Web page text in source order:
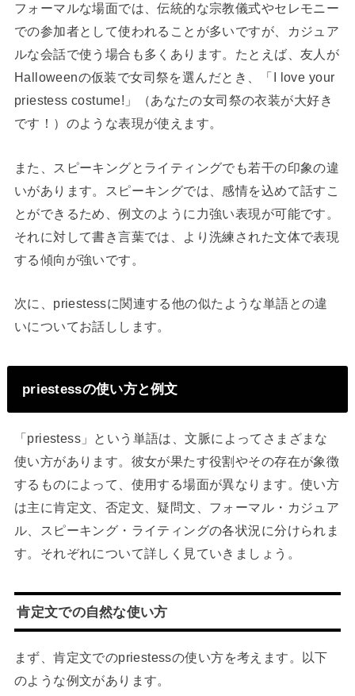
フォーマルな場面では、伝統的な宗教儀式やセレモニー
での参加者として使われることが多いですが、カジュア
ルな会話で使う場合も多くあります。たとえば、友人が
Halloweenの仮装で女司祭を選んだとき、「I love your
priestess costume!」（あなたの女司祭の衣装が大好き
です！）のような表現が使えます。
また、スピーキングとライティングでも若干の印象の違
いがあります。スピーキングでは、感情を込めて話すこ
とができるため、例文のように力強い表現が可能です。
それに対して書き言葉では、より洗練された文体で表現
する傾向が強いです。
次に、priestessに関連する他の似たような単語との違
いについてお話しします。
priestessの使い方と例文
「priestess」という単語は、文脈によってさまざまな
使い方があります。彼女が果たす役割やその存在が象徴
するものによって、使用する場面が異なります。使い方
は主に肯定文、否定文、疑問文、フォーマル・カジュア
ル、スピーキング・ライティングの各状況に分けられま
す。それぞれについて詳しく見ていきましょう。
肯定文での自然な使い方
まず、肯定文でのpriestessの使い方を考えます。以下
のような例文があります。